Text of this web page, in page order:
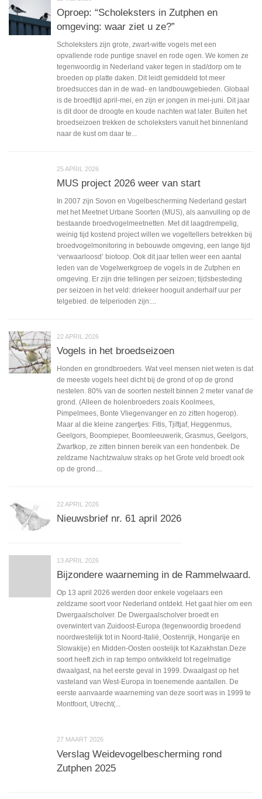
Oproep: “Scholeksters in Zutphen en
omgeving: waar ziet u ze?”
Scholeksters zijn grote, zwart-witte vogels met een
opvallende rode puntige snavel en rode ogen. We komen ze
tegenwoordig in Nederland vaker tegen in stad/dorp om te
broeden op platte daken. Dit leidt gemiddeld tot meer
broedsucces dan in de wad- en landbouwgebieden. Globaal
is de broedtijd april-mei, en zijn er jongen in mei-juni. Dit jaar
is dit door de droogte en koude nachten wat later. Buiten het
broedseizoen trekken de scholeksters vanuit het binnenland
naar de kust om daar te...
25 APRIL 2026
MUS project 2026 weer van start
In 2007 zijn Sovon en Vogelbescherming Nederland gestart
met het Meetnet Urbane Soorten (MUS), als aanvulling op de
bestaande broedvogelmeetnetten. Met dit laagdrempelig,
weinig tijd kostend project willen we vogeltellers betrekken bij
broedvogelmonitoring in bebouwde omgeving, een lange tijd
‘verwaarloosd’ biotoop. Ook dit jaar tellen weer een aantal
leden van de Vogelwerkgroep de vogels in de Zutphen en
omgeving. Er zijn drie tellingen per seizoen; tijdsbesteding
per seizoen in het veld: driekeer hooguit anderhalf uur per
telgebied. de telperioden zijn:...
22 APRIL 2026
Vogels in het broedseizoen
Honden en grondbroeders. Wat veel mensen niet weten is dat
de meeste vogels heel dicht bij de grond of op de grond
nestelen. 80% van de soorten nestelt binnen 2 meter vanaf de
grond. (Alleen de holenbroeders zoals Koolmees,
Pimpelmees, Bonte Vliegenvanger en zo zitten hogerop).
Maar al die kleine zangertjes: Fitis, Tjiftjaf, Heggenmus,
Geelgors, Boompieper, Boomleeuwerik, Grasmus, Geelgors,
Zwartkop, ze zitten binnen bereik van een hondenbek. De
zeldzame Nachtzwaluw straks op het Grote veld broedt ook
op de grond....
22 APRIL 2026
Nieuwsbrief nr. 61 april 2026
13 APRIL 2026
Bijzondere waarneming in de Rammelwaard.
Op 13 april 2026 werden door enkele vogelaars een
zeldzame soort voor Nederland ontdekt. Het gaat hier om een
Dwergaalscholver. De Dwergaalscholver broedt en
overwintert van Zuidoost-Europa (tegenwoordig broedend
noordwestelijk tot in Noord-Italië, Oostenrijk, Hongarije en
Slowakije) en Midden-Oosten oostelijk tot Kazakhstan.Deze
soort heeft zich in rap tempo ontwikkeld tot regelmatige
dwaalgast, na het eerste geval in 1999. Dwaalgast op het
vasteland van West-Europa in toenemende aantallen. De
eerste aanvaarde waarneming van deze soort was in 1999 te
Montfoort, Utrecht(...
27 MAART 2026
Verslag Weidevogelbescherming rond
Zutphen 2025